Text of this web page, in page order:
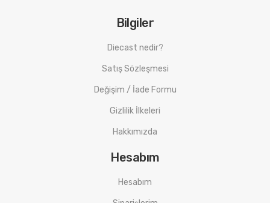
Bilgiler
Diecast nedir?
Satış Sözleşmesi
Değişim / İade Formu
Gizlilik İlkeleri
Hakkımızda
Hesabım
Hesabım